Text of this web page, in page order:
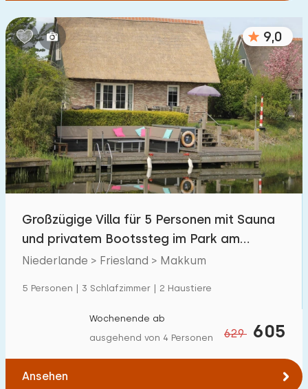
9,0
Großzügige Villa für 5 Personen mit Sauna
und privatem Bootssteg im Park am
IJsselmeer.
Niederlande > Friesland > Makkum
5 Personen | 3 Schlafzimmer | 2 Haustiere
629 605
Wochenende ab
ausgehend von 4 Personen
Ansehen